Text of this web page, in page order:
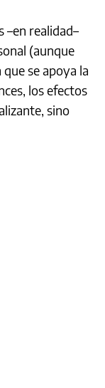
–en realidad–
(aunque
se apoya la
los efectos
sino